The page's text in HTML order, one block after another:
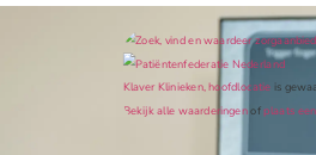
Klaver Klinieken, hoofdlocatieis
Bekijk alle waarderingenofplaats